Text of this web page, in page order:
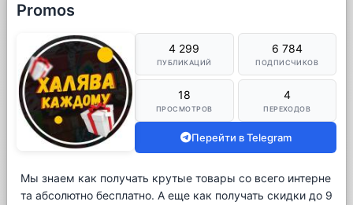
Promos
4 299
ПУБЛИКАЦИЙ
6 784
ПОДПИСЧИКОВ
18
ПРОСМОТРОВ
4
ПЕРЕХОДОВ
Перейти в Telegram
Мы знаем как получать крутые товары со всего интерне
та абсолютно бесплатно. А еще как получать скидки до 9